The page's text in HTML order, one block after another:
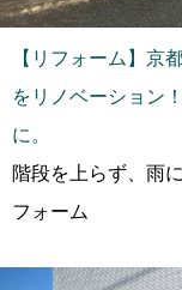
【リフォーム】京
をリノベーション
に。
階段を上らず、雨
フォーム